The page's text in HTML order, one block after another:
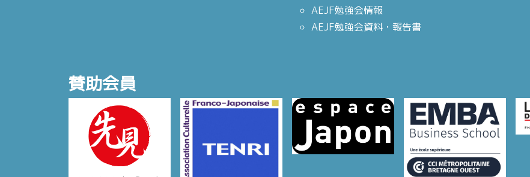
AEJF勉強会情報
AEJF勉強会資料・報告書
賛助会員